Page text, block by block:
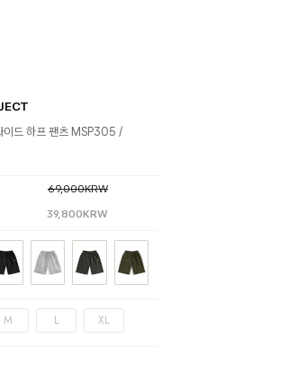
이드 하프 팬츠 MSP305 /
69,000KRW
39,800KRW
M L XL